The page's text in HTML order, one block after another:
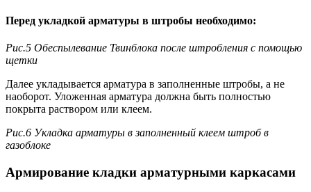
Перед укладкой арматуры в штробы необходимо:
Рис.5 Обеспылевание Твинблока после штробления с помощью
щетки
Далее укладывается арматура в заполненные штробы, а не
наоборот. Уложенная арматура должна быть полностью
покрыта раствором или клеем.
Рис.6 Укладка арматуры в заполненный клеем штроб в
газоблоке
Армирование кладки арматурными каркасами